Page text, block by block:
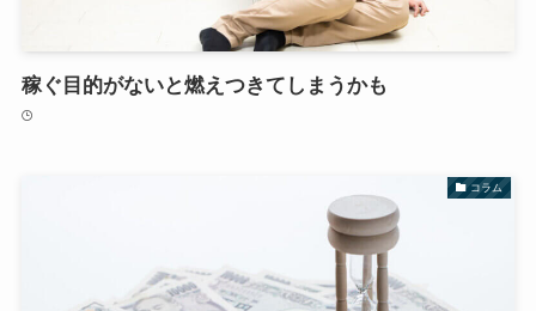
稼ぐ目的がないと燃えつきてしまうかも
コラム